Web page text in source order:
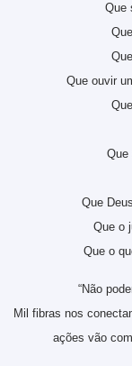
Que
Que ouvir
Que
Que
Que o
Que o
“Não
Mil fibras nos
ações vão